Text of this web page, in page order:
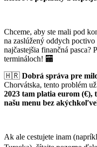
Chceme, aby ste mali pod
na zaslúžený oddych
najčastejšia finančná pasca?
termináloch! 🏧
🇭🇷 Dobrá správa pre
Chorvátska, tento problém
2023 tam platia eurom (€),
našu menu bez
Ak ale cestujete inam